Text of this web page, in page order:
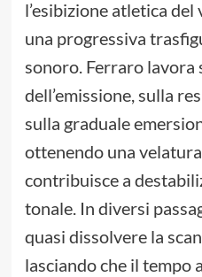
l’esibizione atletica
una progressiva
sonoro. Ferraro lavora
dell’emissione, sulla
sulla graduale
ottenendo una
contribuisce a
tonale. In diversi
quasi dissolvere la
lasciando che il tempo